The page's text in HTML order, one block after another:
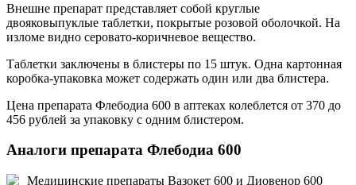
Внешне препарат представляет собой круглые
двояковыпуклые таблетки, покрытые розовой оболочкой. На
изломе видно серовато-коричневое вещество.
Таблетки заключены в блистеры по 15 штук. Одна картонная
коробка-упаковка может содержать один или два блистера.
Цена препарата Флебодиа 600 в аптеках колеблется от 370 до
456 рублей за упаковку с одним блистером.
Аналоги препарата Флебодиа 600
Медицинские препараты Вазокет 600 и Диовенор 600